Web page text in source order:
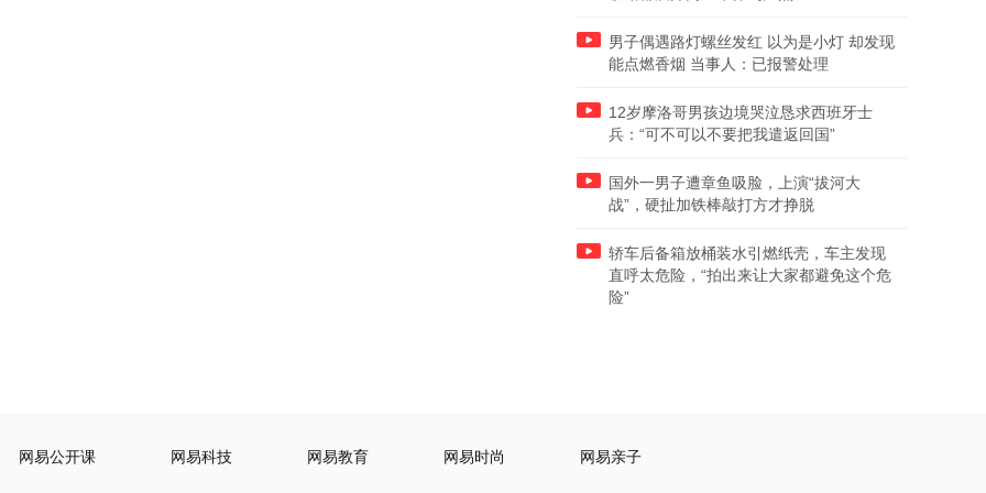
男子偶遇路灯螺丝发红 以为是小灯 却发现
能点燃香烟 当事人：已报警处理
12岁摩洛哥男孩边境哭泣恳求西班牙士
兵：“可不可以不要把我遣返回国”
国外一男子遭章鱼吸脸，上演“拔河大
战”，硬扯加铁棒敲打方才挣脱
轿车后备箱放桶装水引燃纸壳，车主发现
直呼太危险，“拍出来让大家都避免这个危
险”
网易公开课 网易科技 网易教育 网易时尚 网易亲子